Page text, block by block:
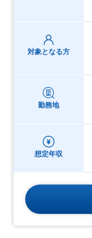
対象となる方
勤務地
想定年収